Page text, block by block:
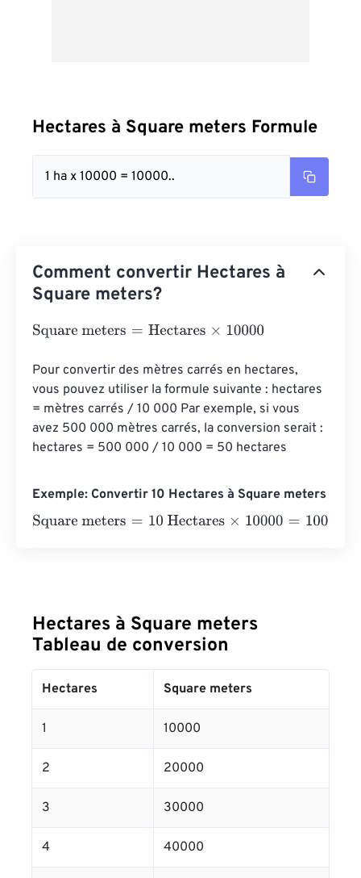
Hectares à Square meters Formule
1 ha x 10000 = 10000..
Comment convertir Hectares à
Square meters?
Square meters= Hectares×10000
Pour convertir des mètres carrés en hectares,
vous pouvez utiliser la formule suivante : hectares
= mètres carrés / 10 000 Par exemple, si vous
avez 500 000 mètres carrés, la conversion serait :
hectares = 500 000 / 10 000 = 50 hectares
Exemple: Convertir 10 Hectares à Square meters
Square meters= 10 Hectares×10000 =100000 Square
Hectares à Square meters
Tableau de conversion
Hectares Square meters
1 10000
2 20000
3 30000
4 40000